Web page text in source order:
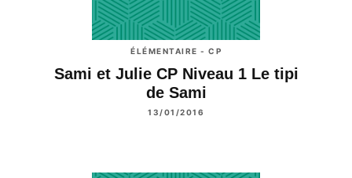
ÉLÉMENTAIRE - CP
Sami et Julie CP Niveau 1 Le tipi
de Sami
13/01/2016